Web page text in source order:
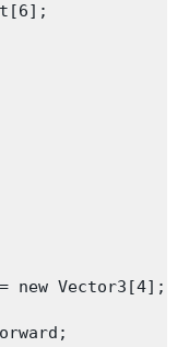
new Vector3[4];